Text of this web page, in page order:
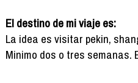
El destino de mi viaje es:
La idea es visitar pekin,
Minimo dos o tres semanas.